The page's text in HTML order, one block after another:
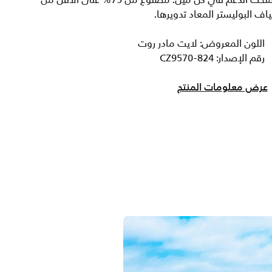
البوليستر المعاد تدويرها.
اللون المعروض: لايت مادر روت
رقم الإصدار: CZ9570-824
عرض معلومات المنتج